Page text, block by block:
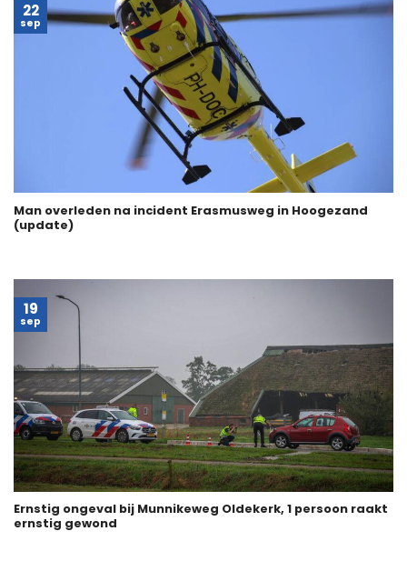
Man overleden na incident Erasmusweg in Hoogezand
(update)
22
sep
Ernstig ongeval bij Munnikeweg Oldekerk, 1 persoon raakt
ernstig gewond
19
sep